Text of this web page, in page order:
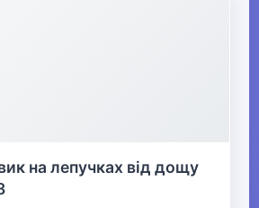
на лепучках від дощу